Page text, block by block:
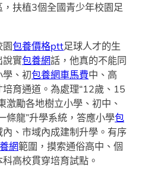
，扶植3個全國青少年校園足
園包養價格ptt足球人才的生
說實包養網話，他真的不能同
學、初包養網車馬費中、高
育通道。為處理“12歲、15
激勵各地樹立小學、初中、
條龍”升學系統，答應小學包
內、市域內成建制升學。有序
網範圍，摸索通俗高中、個
高校貫穿培育試點。